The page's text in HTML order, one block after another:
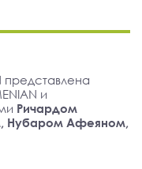
представлена
и
Ричардом
Нубаром Афеяном,